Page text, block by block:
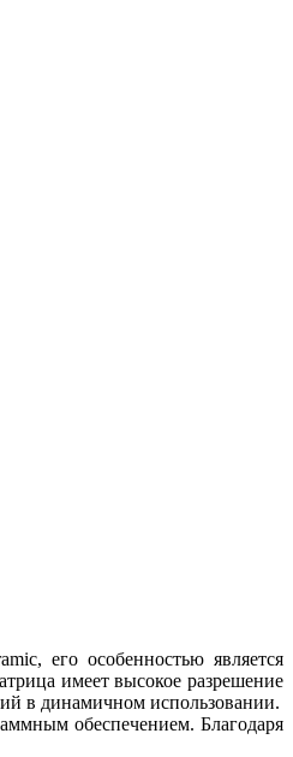
его особенностью является
имеет высокое разрешение
в динамичном использовании.
обеспечением. Благодаря